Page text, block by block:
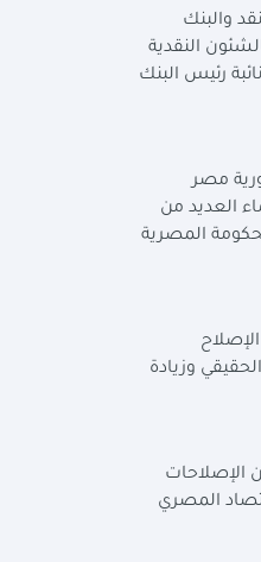
والبنك
الحكومية الدوليةالمعنية بالشئون النقدية
رئيس البنك
مصر
العديد من
المصرية
وزيادة
الإصلاحات
الاقتصاد المصري